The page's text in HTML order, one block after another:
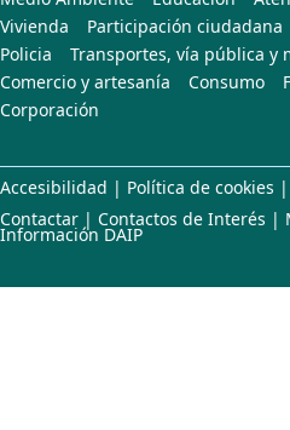
Vivienda
Participación ciudadana
Policia
Transportes, vía pública y
Comercio y artesanía
Consumo
Corporación
Accesibilidad | Política de cookies |
Contactar | Contactos de Interés |
Información DAIP